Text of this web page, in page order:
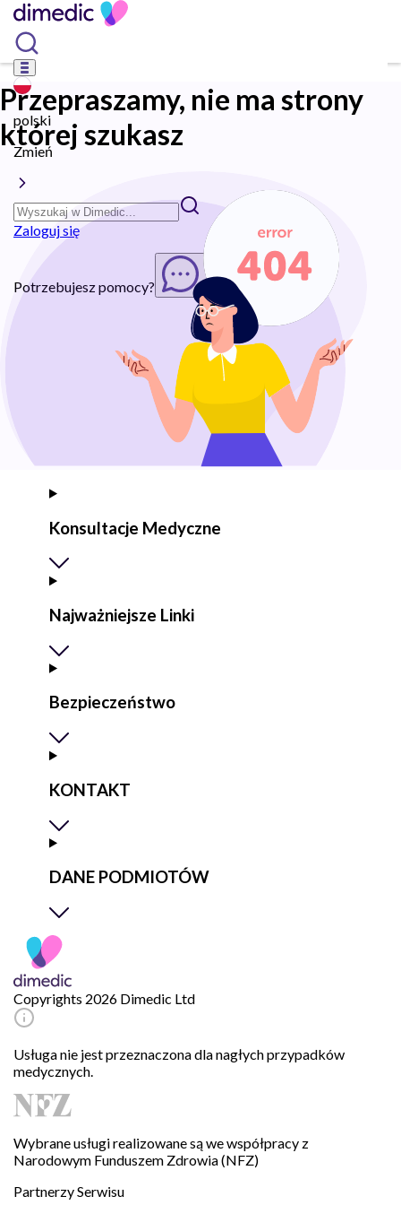
polski
Zmień
Zaloguj się
Potrzebujesz pomocy? Rozpocznij chat
Przepraszamy, nie ma strony
której szukasz
Konsultacje Medyczne
Najważniejsze Linki
Bezpieczeństwo
KONTAKT
DANE PODMIOTÓW
Copyrights 2026 Dimedic Ltd
Usługa nie jest przeznaczona dla nagłych przypadków
medycznych.
Wybrane usługi realizowane są we współpracy z
Narodowym Funduszem Zdrowia (NFZ)
Partnerzy Serwisu